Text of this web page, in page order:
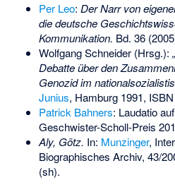
Per Leo: Der Narr von
die deutsche
Kommunikation. Bd. 36
Wolfgang Schneider (Hrsg.):
Debatte über den
Genozid im
Junius, Hamburg 1991,
Patrick Bahners: Laudatio
Geschwister-Scholl-Preis
Aly, Götz. In: Munzinger,
Biographisches Archiv, 43/
(sh).